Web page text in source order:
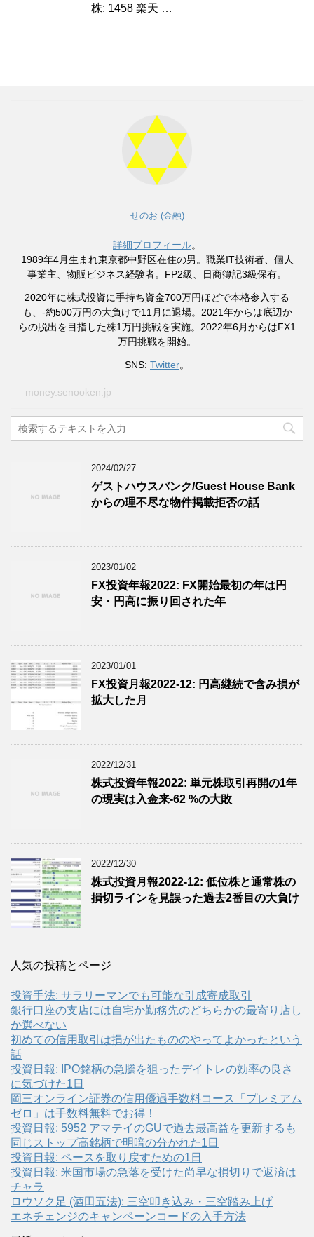
株: 1458 楽天 …
せのお (金融)
詳細プロフィール。
1989年4月生まれ東京都中野区在住の男。職業IT技術者、個人
事業主、物販ビジネス経験者。FP2級、日商簿記3級保有。
2020年に株式投資に手持ち資金700万円ほどで本格参入する
も、-約500万円の大負けで11月に退場。2021年からは底辺か
らの脱出を目指した株1万円挑戦を実施。2022年6月からはFX1
万円挑戦を開始。
SNS: Twitter。
money.senooken.jp
2024/02/27
ゲストハウスバンク/Guest House Bank
からの理不尽な物件掲載拒否の話
2023/01/02
FX投資年報2022: FX開始最初の年は円
安・円高に振り回された年
2023/01/01
FX投資月報2022-12: 円高継続で含み損が
拡大した月
2022/12/31
株式投資年報2022: 単元株取引再開の1年
の現実は入金来-62 %の大敗
2022/12/30
株式投資月報2022-12: 低位株と通常株の
損切ラインを見誤った過去2番目の大負け
人気の投稿とページ
投資手法: サラリーマンでも可能な引成寄成取引
銀行口座の支店には自宅か勤務先のどちらかの最寄り店し
か選べない
初めての信用取引は損が出たもののやってよかったという
話
投資日報: IPO銘柄の急騰を狙ったデイトレの効率の良さ
に気づけた1日
岡三オンライン証券の信用優遇手数料コース「プレミアム
ゼロ」は手数料無料でお得！
投資日報: 5952 アマテイのGUで過去最高益を更新するも
同じストップ高銘柄で明暗の分かれた1日
投資日報: ペースを取り戻すための1日
投資日報: 米国市場の急落を受けた尚早な損切りで返済は
チャラ
ロウソク足 (酒田五法): 三空叩き込み・三空踏み上げ
エネチェンジのキャンペーンコードの入手方法